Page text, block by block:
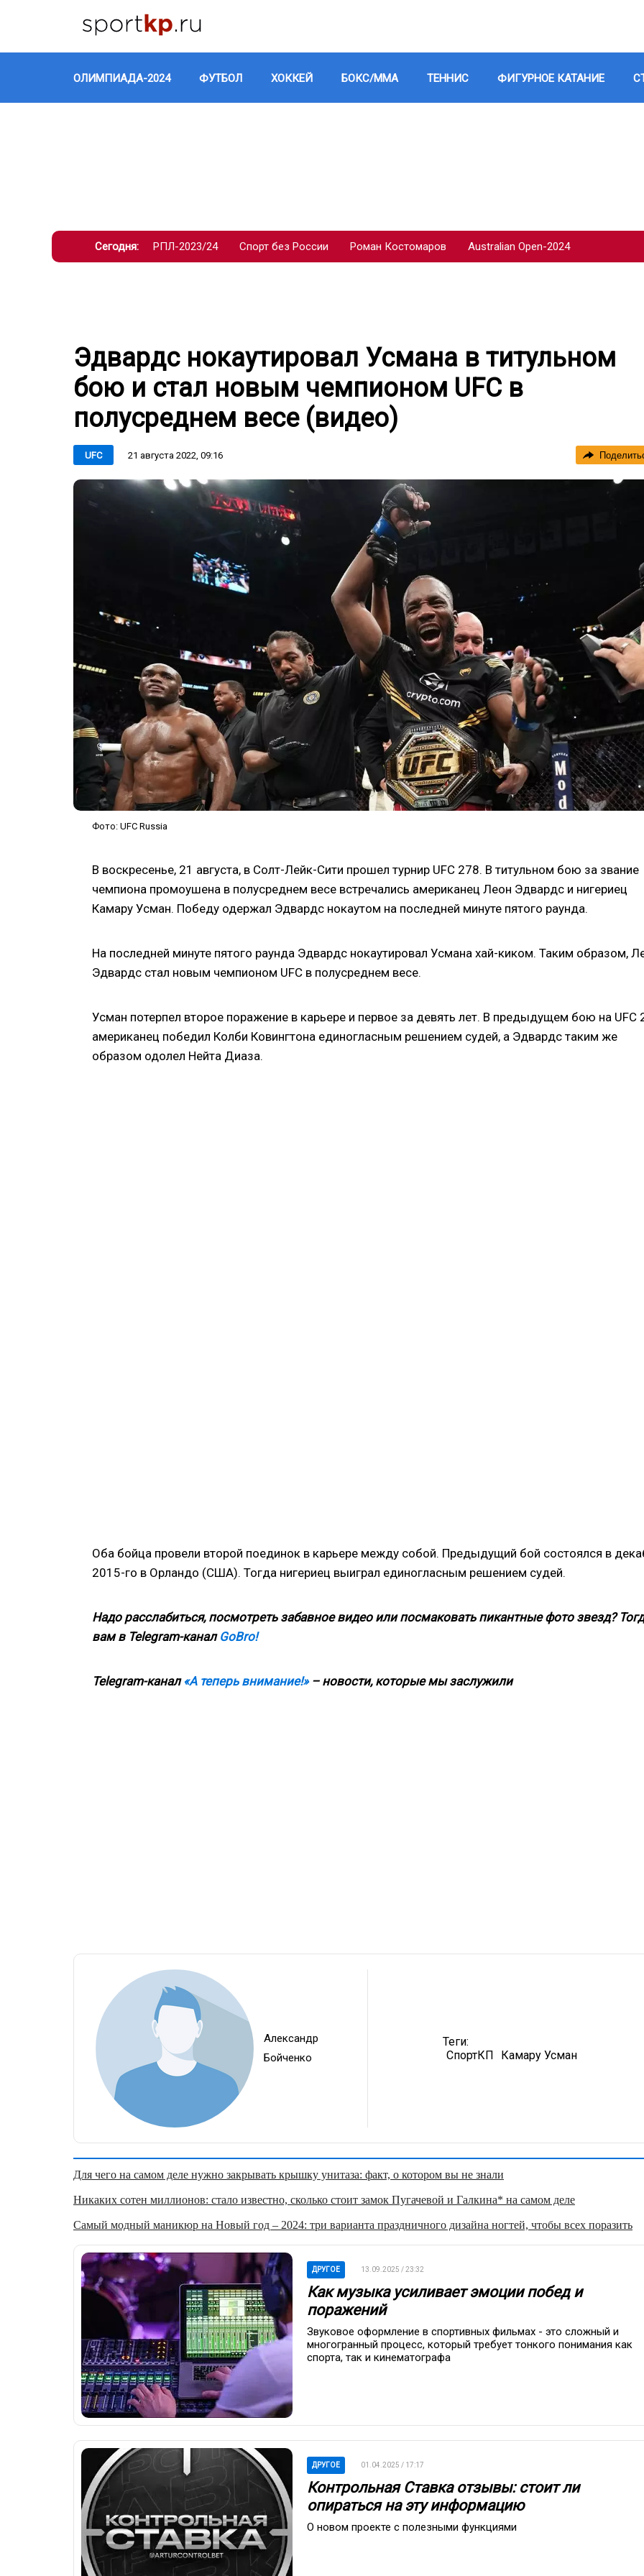
ОЛИМПИАДА-2024 ФУТБОЛ ХОККЕЙ БОКС/ММА ТЕННИС ФИГУРНОЕ КАТАНИЕ
Сегодня: РПЛ-2023/24 Спорт без России Роман Костомаров Australian Open-2024
Эдвардс нокаутировал Усмана в титульном
бою и стал новым чемпионом UFC в
полусреднем весе (видео)
UFC 21 августа 2022, 09:16
Фото: UFC Russia
В воскресенье, 21 августа, в Солт-Лейк-Сити прошел турнир UFC 278. В титульном бою за звание
чемпиона промоушена в полусреднем весе встречались американец Леон Эдвардс и нигериец
Камару Усман. Победу одержал Эдвардс нокаутом на последней минуте пятого раунда.
На последней минуте пятого раунда Эдвардс нокаутировал Усмана хай-киком. Таким образом,
Эдвардс стал новым чемпионом UFC в полусреднем весе.
Усман потерпел второе поражение в карьере и первое за девять лет. В предыдущем бою на UFC
американец победил Колби Ковингтона единогласным решением судей, а Эдвардс таким же
образом одолел Нейта Диаза.
Оба бойца провели второй поединок в карьере между собой. Предыдущий бой состоялся в
2015-го в Орландо (США). Тогда нигериец выиграл единогласным решением судей.
Надо расслабиться, посмотреть забавное видео или посмаковать пикантные фото звезд?
вам в Telegram-канал GoBro!
Telegram-канал «А теперь внимание!»– новости, которые мы заслужили
Александр
Бойченко
Теги:
СпортКП
Камару Усман
Для чего на самом деле нужно закрывать крышку унитаза: факт, о котором вы не знали
Никаких сотен миллионов: стало известно, сколько стоит замок Пугачевой и Галкина* на самом деле
Самый модный маникюр на Новый год – 2024: три варианта праздничного дизайна ногтей, чтобы всех поразить
ДРУГОЕ 13.09.2025 / 23:32
Как музыка усиливает эмоции побед и
поражений
Звуковое оформление в спортивных фильмах - это сложный и
многогранный процесс, который требует тонкого понимания как
спорта, так и кинематографа
ДРУГОЕ 01.04.2025 / 17:17
Контрольная Ставка отзывы: стоит ли
опираться на эту информацию
О новом проекте с полезными функциями